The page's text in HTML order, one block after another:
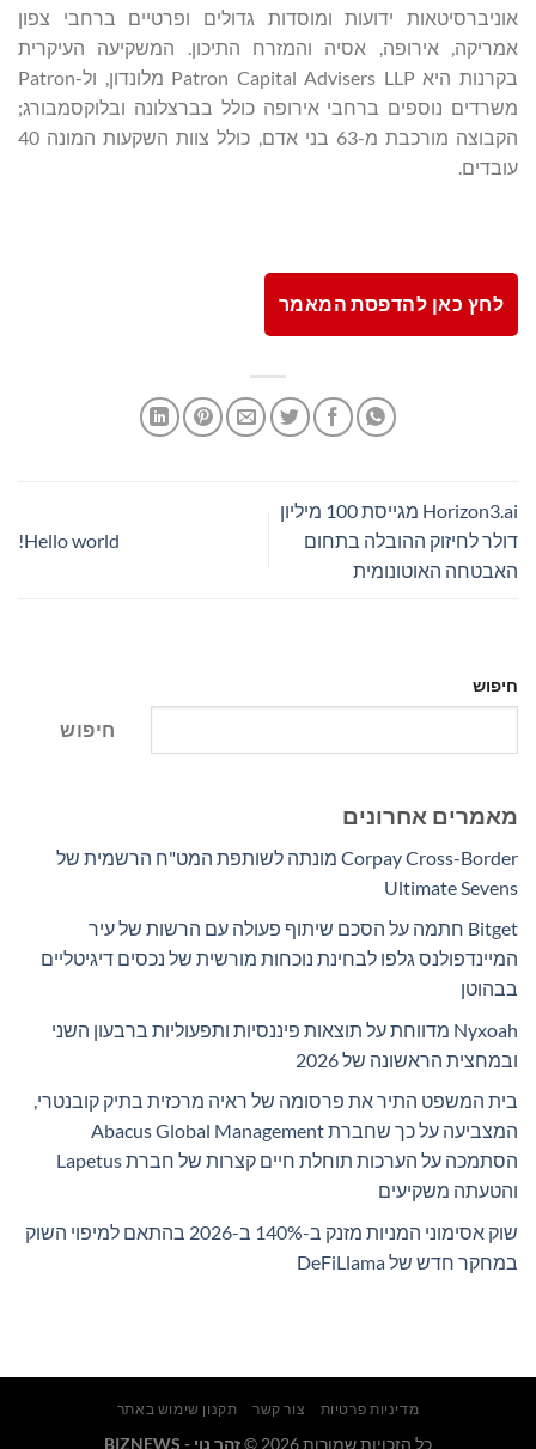
אוניברסיטאות ידועות ומוסדות גדולים ופרטיים ברחבי צפון
אמריקה, אירופה, אסיה והמזרח התיכון. המשקיעה העיקרית
בקרנות היא Patron Capital Advisers LLP מלונדון, ול-Patron
משרדים נוספים ברחבי אירופה כולל בברצלונה ובלוקסמבורג;
הקבוצה מורכבת מ-63 בני אדם, כולל צוות השקעות המונה 40
עובדים.
לחץ כאן להדפסת המאמר
Horizon3.ai מגייסת 100 מיליון
דולר לחיזוק ההובלה בתחום
האבטחה האוטונומית
Hello world!
חיפוש
חיפוש
מאמרים אחרונים
Corpay Cross-Border מונתה לשותפת המט"ח הרשמית של
Ultimate Sevens
Bitget חתמה על הסכם שיתוף פעולה עם הרשות של עיר
המיינדפולנס גלפו לבחינת נוכחות מורשית של נכסים דיגיטליים
בבהוטן
Nyxoah מדווחת על תוצאות פיננסיות ותפעוליות ברבעון השני
ובמחצית הראשונה של 2026
בית המשפט התיר את פרסומה של ראיה מרכזית בתיק קובנטרי,
המצביעה על כך שחברת Abacus Global Management
הסתמכה על הערכות תוחלת חיים קצרות של חברת Lapetus
והטעתה משקיעים
שוק אסימוני המניות מזנק ב-140% ב-2026 בהתאם למיפוי השוק
במחקר חדש של DeFiLlama
מדיניות פרטיות צור קשר תקנון שימוש באתר
כל הזכויות שמורות 2026 © זהר נוי - BIZNEWS